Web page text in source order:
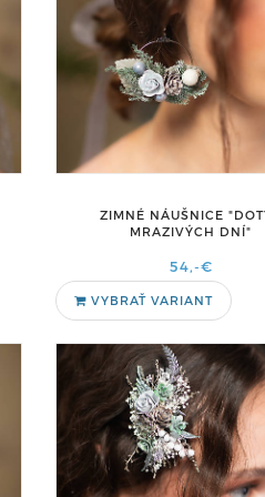
ZIMNÉ NÁUŠNICE
MRAZIVÝCH DNÍ"
54,-€
VYBRAŤ VARIANT